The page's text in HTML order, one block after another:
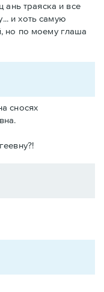
траяска и все
и хоть самую
но по моему глаша
сносях